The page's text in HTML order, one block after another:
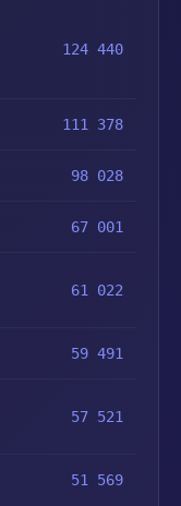
124 440
111 378
98 028
67 001
61 022
59 491
57 521
51 569